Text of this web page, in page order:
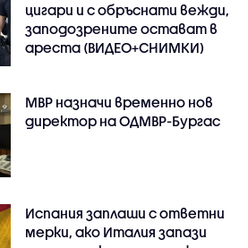
цигари и с обръснати вежди,
заподозрените остават в
ареста (ВИДЕО+СНИМКИ)
МВР назначи временно нов
директор на ОДМВР-Бургас
Испания заплаши с ответни
мерки, ако Италия запази